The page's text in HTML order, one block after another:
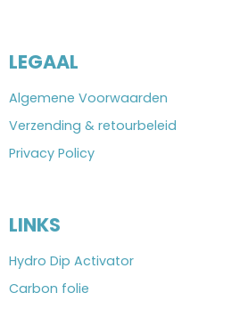
LEGAAL
Algemene Voorwaarden
Verzending & retourbeleid
Privacy Policy
LINKS
Hydro Dip Activator
Carbon folie